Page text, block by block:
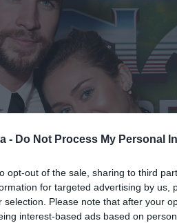
- Do Not Process My Personal
opt-out of the sale, sharing to third
for targeted advertising by us,
selection. Please note that after your
interest-based ads based on